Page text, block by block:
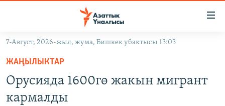
Навигацияга
өтүңүз
Издөөгө
салыңызКЫРГЫЗСТАН
ДҮЙНӨ
7-Август, 2026-жыл, жума, Бишкек убактысы 13:03
ЖАҢЫЛЫКТАР
Орусияда 1600гө жакын мигрант
кармалды